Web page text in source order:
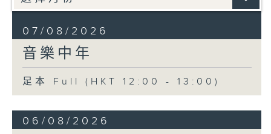
07/08/2026
音樂中年
足本 Full (HKT 12:00 - 13:00)
06/08/2026